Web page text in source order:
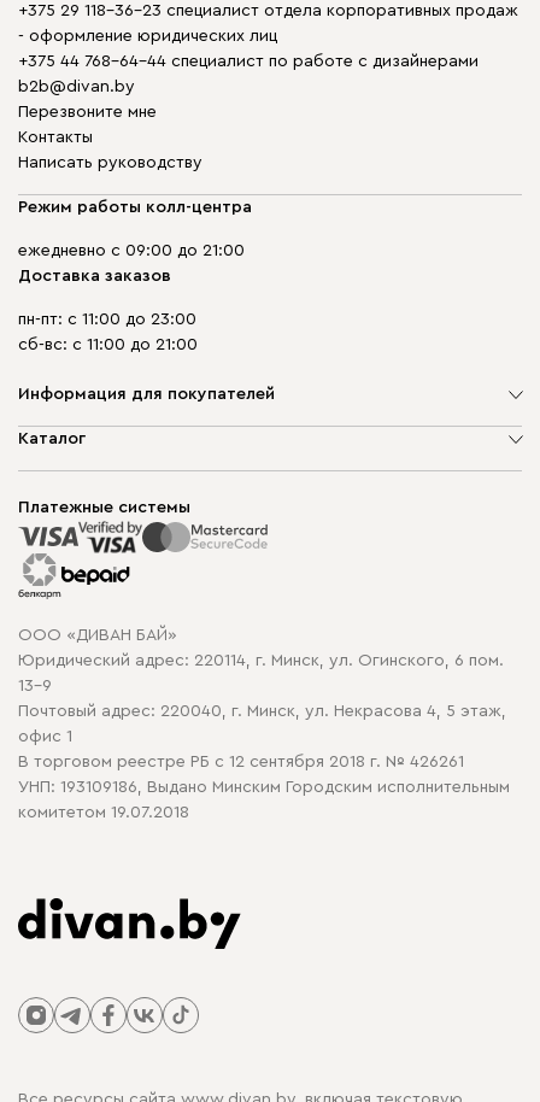
+375 29 118-36-23 специалист отдела корпоративных продаж
- оформление юридических лиц
+375 44 768-64-44 специалист по работе с дизайнерами
b2b@divan.by
Перезвоните мне
Контакты
Написать руководству
Режим работы колл-центра
ежедневно с 09:00 до 21:00
Доставка заказов
пн-пт: с 11:00 до 23:00
сб-вс: с 11:00 до 21:00
Информация для покупателей
О компании
Способы оплаты
Рассрочка и кредит
Гарантия
Карта сайта
Политика конфиденциальности
Политика в отношении обработки cookie
Каталог
Корпусная мебель
Распродажа мебели
Платежные системы
ООО «ДИВАН БАЙ»
Юридический адрес: 220114, г. Минск, ул. Огинского, 6 пом.
13-9
Почтовый адрес: 220040, г. Минск, ул. Некрасова 4, 5 этаж,
офис 1
В торговом реестре РБ с 12 сентября 2018 г. № 426261
УНП: 193109186, Выдано Минским Городским исполнительным
комитетом 19.07.2018